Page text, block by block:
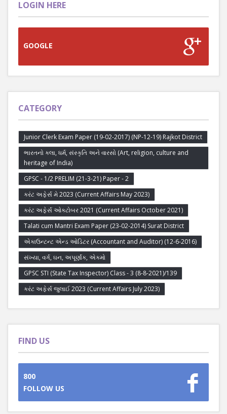
LOGIN HERE
GOOGLE
CATEGORY
Junior Clerk Exam Paper (19-02-2017) (NP-12-19) Rajkot District
ભારતનો કલા, ધર્મ, સંસ્કૃતિ અને વારસો (Art, religion, culture and
heritage of India)
GPSC - 1/2 PRELIM (21-3-21) Paper - 2
કરંટ અફેર્સ મે 2023 (Current Affairs May 2023)
કરંટ અફેર્સ ઓક્ટોબર 2021 (Current Affairs October 2021)
Talati cum Mantri Exam Paper (23-02-2014) Surat District
એકાઉન્ટન્ટ એન્ડ ઓડિટર (Accountant and Auditor) (12-6-2016)
સંખ્યા, વર્ગ, ઘન, અપૂર્ણાંક, એકમો
GPSC STI (State Tax Inspector) Class - 3 (8-8-2021)/139
કરંટ અફેર્સ જુલાઈ 2023 (Current Affairs July 2023)
FIND US
800
FOLLOW US